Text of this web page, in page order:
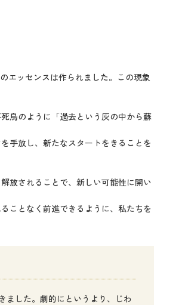
エッセンスは作られました。この現象
鳥のように「過去という灰の中から蘇
手放し、新たなスタートをきることを
放されることで、新しい可能性に開い
ことなく前進できるように、私たちを
ました。劇的にというより、じわ